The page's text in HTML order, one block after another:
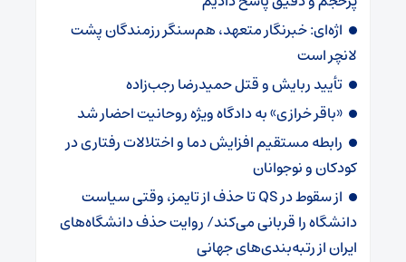
اژه‌ای: خبرنگار متعهد، هم‌سنگر رزمندگان پشت
لانچر است
تأیید ربایش و قتل حمیدرضا رجب‌زاده
«باقر خرازی» به دادگاه ویژه روحانیت احضار شد
رابطه مستقیم افزایش دما و اختلالات رفتاری در
کودکان و نوجوانان
از سقوط در QS تا حذف از تایمز، وقتی سیاست
دانشگاه را قربانی می‌کند/ روایت حذف دانشگاه‌های
ایران از رتبه‌بندی‌های جهانی